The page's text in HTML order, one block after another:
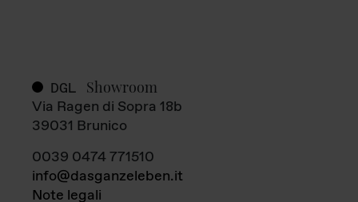
DGL Showroom
Via Ragen di Sopra 18b
39031 Brunico
0039 0474 771510
info@dasganzeleben.it
Note legali